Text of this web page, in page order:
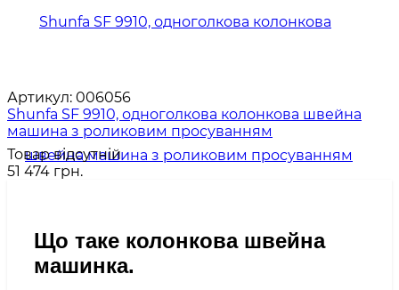
Артикул: 006056
Shunfa SF 9910, одноголкова колонкова швейна
машина з роликовим просуванням
Товар відсутній
51 474 грн.
Що таке колонкова швейна
машинка.